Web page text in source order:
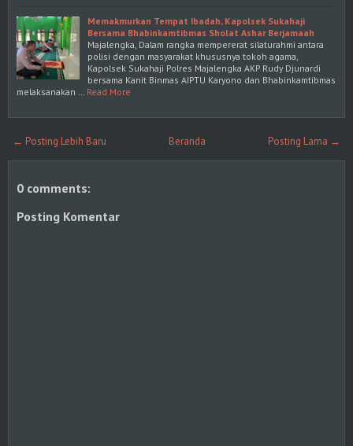
Memakmurkan Tempat Ibadah, Kapolsek Sukahaji
Bersama Bhabinkamtibmas Sholat Ashar Berjamaah
Majalengka, Dalam rangka mempererat silaturahmi antara
polisi dengan masyarakat khususnya tokoh agama,
Kapolsek Sukahaji Polres Majalengka AKP Rudy Djunardi
bersama Kanit Binmas AIPTU Karyono dan Bhabinkamtibmas
melaksanakan … Read More
← Posting Lebih Baru Posting Lama →
Beranda
0 comments:
Posting Komentar